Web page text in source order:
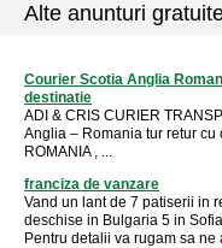
Alte anunturi
Courier Scotia Anglia
destinatie
ADI & CRIS CURIER
Anglia – Romania tur retur cu
ROMANIA , ...
franciza de vanzare
Vand un lant de 7 patiserii in
deschise in Bulgaria 5 in
Pentru detalii va rugam sa ne